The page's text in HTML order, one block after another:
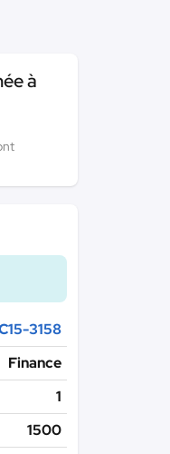
à
3158
Finance
1
1500